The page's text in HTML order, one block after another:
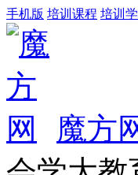
手机版 培训课程 培训
魔方